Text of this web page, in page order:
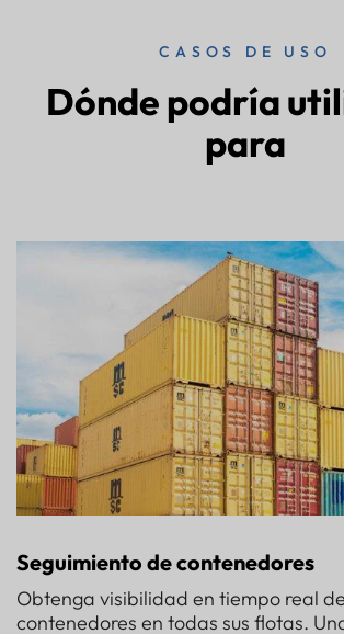
CASOS DE USO
Dónde podría
para
Seguimiento de contenedores
Obtenga visibilidad en tiempo real
contenedores en todas sus flotas.